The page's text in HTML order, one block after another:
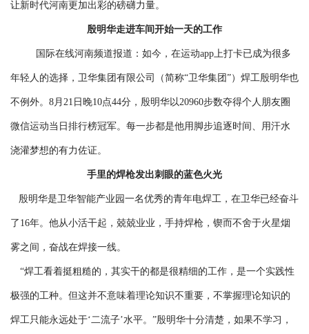
让新时代河南更加出彩的磅礴力量。
殷明华走进车间开始一天的工作
国际在线河南频道报道：如今，在运动app上打卡已成为很多
年轻人的选择，卫华集团有限公司（简称“卫华集团”）焊工殷明华也
不例外。8月21日晚10点44分，殷明华以20960步数夺得个人朋友圈
微信运动当日排行榜冠军。每一步都是他用脚步追逐时间、用汗水
浇灌梦想的有力佐证。
手里的焊枪发出刺眼的蓝色火光
殷明华是卫华智能产业园一名优秀的青年电焊工，在卫华已经奋斗
了16年。他从小活干起，兢兢业业，手持焊枪，锲而不舍于火星烟
雾之间，奋战在焊接一线。
“焊工看着挺粗糙的，其实干的都是很精细的工作，是一个实践性
极强的工种。但这并不意味着理论知识不重要，不掌握理论知识的
焊工只能永远处于‘二流子’水平。”殷明华十分清楚，如果不学习，